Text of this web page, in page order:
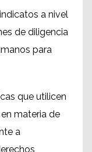
a nivel
de diligencia
para
que utilicen
materia de
a